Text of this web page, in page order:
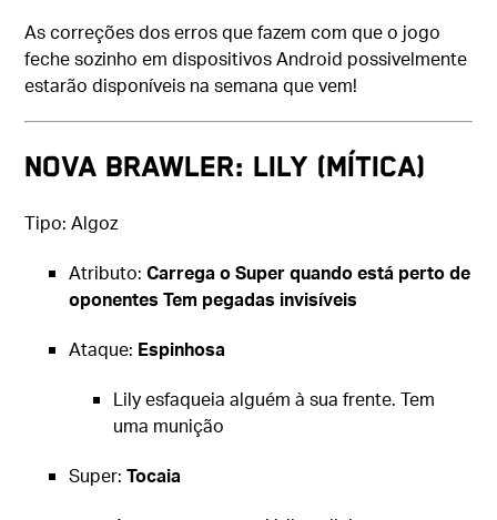
As correções dos erros que fazem com que o jogo
feche sozinho em dispositivos Android possivelmente
estarão disponíveis na semana que vem!
Nova Brawler: Lily (mítica)
Tipo: Algoz
Atributo:Carrega o Super quando está perto de
oponentes Tem pegadas invisíveis
Ataque: Espinhosa
Lily esfaqueia alguém à sua frente. Tem
uma munição
Super:Tocaia